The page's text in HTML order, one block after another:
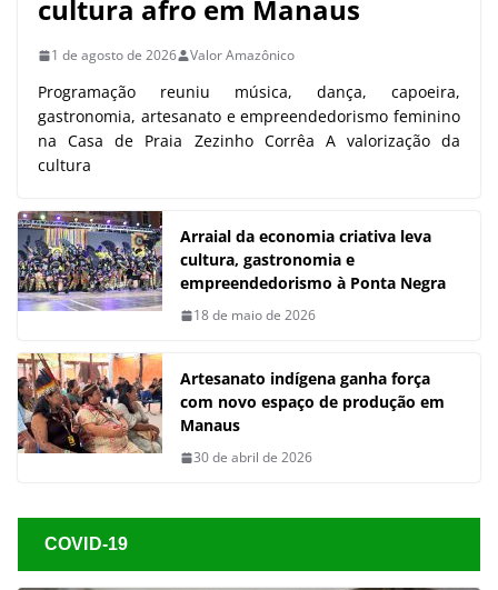
cultura afro em Manaus
1 de agosto de 2026 Valor Amazônico
Programação reuniu música, dança, capoeira,
gastronomia, artesanato e empreendedorismo feminino
na Casa de Praia Zezinho Corrêa A valorização da
cultura
Arraial da economia criativa leva
cultura, gastronomia e
empreendedorismo à Ponta Negra
18 de maio de 2026
Artesanato indígena ganha força
com novo espaço de produção em
Manaus
30 de abril de 2026
COVID-19